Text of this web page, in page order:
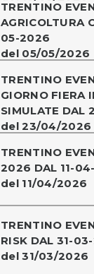
TRENTINO
AGRICOLTURA
05-2026
del 05/05/2026
TRENTINO
GIORNO FIERA
SIMULATE
del 23/04/2026
TRENTINO
2026 DAL 11-
del 11/04/2026
TRENTINO
RISK DAL 31-
del 31/03/2026